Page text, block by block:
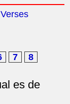
Verses
7 8
es de